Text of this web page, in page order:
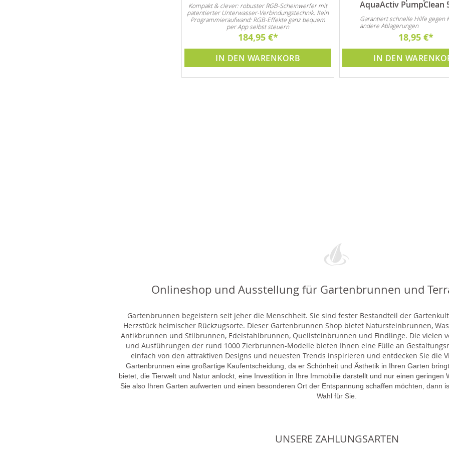
Kompakt & clever: robuster RGB-Scheinwerfer mit
patentierter Unterwasser-Verbindungstechnik. Kein
Programmieraufwand: RGB-Effekte ganz bequem
per App selbst steuern
184,95 €
IN DEN WARENKORB
AquaActiv PumpClean
Garantiert schnelle Hilfe gegen
andere Ablagerungen
18,95 €
IN DEN
Onlineshop und Ausstellung für Gartenbrunnen und
Gartenbrunnen begeistern seit jeher die Menschheit. Sie sind fester Bestandteil der
Herzstück heimischer Rückzugsorte. Dieser Gartenbrunnen Shop bietet Natursteinbrunnen,
Antikbrunnen und Stilbrunnen, Edelstahlbrunnen, Quellsteinbrunnen und Findlinge. Die vielen
und Ausführungen der rund 1000 Zierbrunnen-Modelle bieten Ihnen eine Fülle an
einfach von den attraktiven Designs und neuesten Trends inspirieren und entdecken Sie die
Gartenbrunnen eine großartige Kaufentscheidung, da er Schönheit und Ästhetik in Ihren Garten
bietet, die Tierwelt und Natur anlockt, eine Investition in Ihre Immobilie darstellt und nur einen geringen
Sie also Ihren Garten aufwerten und einen besonderen Ort der Entspannung schaffen möchten, dann
Wahl für Sie.
UNSERE ZAHLUNGSARTEN